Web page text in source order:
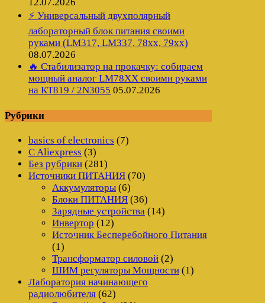
⚡ Универсальный двухполярный
лабораторный блок питания своими
руками (LM317, LM337, 78xx, 79xx)
08.07.2026
🔥 Стабилизатор на прокачку: собираем
мощный аналог LM78XX своими руками
на КТ819 / 2N3055 05.07.2026
Рубрики
basics of electronics (7)
C Aliexpress (3)
Без рубрики (281)
Источники ПИТАНИЯ (70)
Аккумуляторы (6)
Блоки ПИТАНИЯ (36)
Зарядные устройства (14)
Инвертор (12)
Источник Бесперебойного Питания
(1)
Трансформатор силовой (2)
ШИМ регуляторы Мощности (1)
Лаборатория начинающего
радиолюбителя (62)